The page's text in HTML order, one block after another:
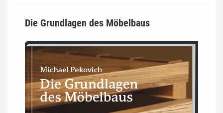
Die Grundlagen des Möbelbaus